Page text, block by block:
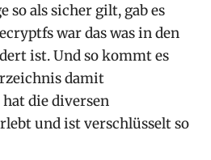
so als sicher gilt, gab es
war das was in den
ist. Und so kommt es
damit
die diversen
und ist verschlüsselt so